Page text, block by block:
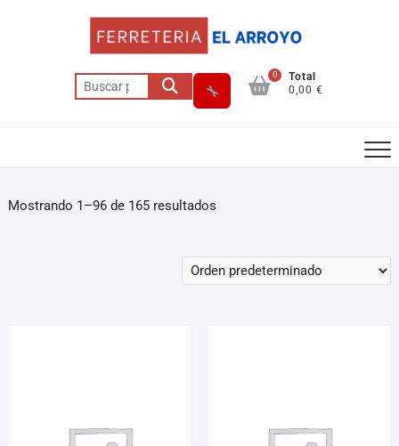
0
Total
0,00 €
Mostrando 1–96 de 165 resultados
En línea · responde en segundos